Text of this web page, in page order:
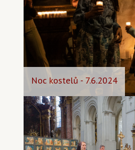
Noc kostelů - 7.6.2024